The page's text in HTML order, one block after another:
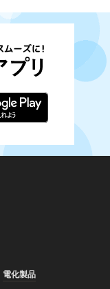
電化製品